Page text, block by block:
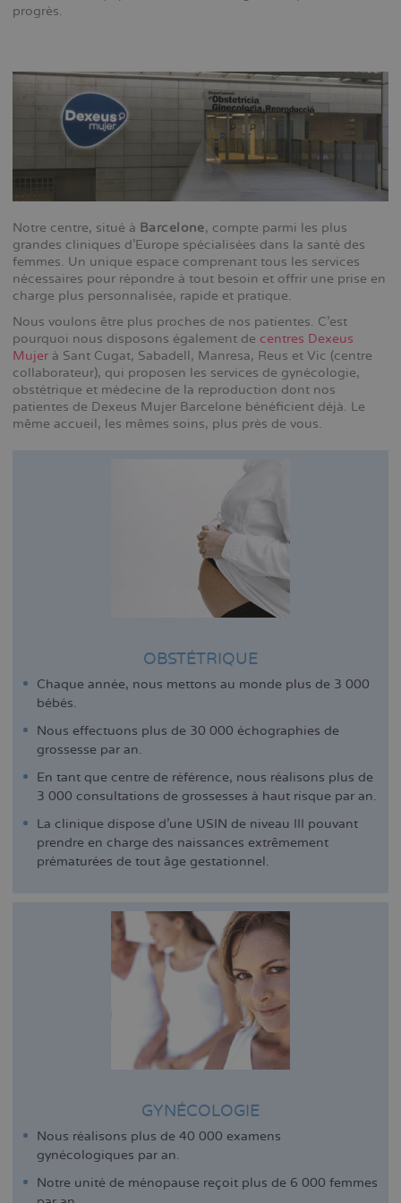
diskretion gör Cenforce till ett självklart val för många.
progrès.
Notre centre, situé à Barcelone, compte parmi les plus
grandes cliniques d'Europe spécialisées dans la santé des
femmes. Un unique espace comprenant tous les services
nécessaires pour répondre à tout besoin et offrir une prise en
charge plus personnalisée, rapide et pratique.
Nous voulons être plus proches de nos patientes. C'est
pourquoi nous disposons également de centres Dexeus
Mujer à Sant Cugat, Sabadell, Manresa, Reus et Vic (centre
collaborateur), qui proposen les services de gynécologie,
obstétrique et médecine de la reproduction dont nos
patientes de Dexeus Mujer Barcelone bénéficient déjà. Le
même accueil, les mêmes soins, plus près de vous.
OBSTÉTRIQUE
Chaque année, nous mettons au monde plus de 3 000
bébés.
Nous effectuons plus de 30 000 échographies de
grossesse par an.
En tant que centre de référence, nous réalisons plus de
3 000 consultations de grossesses à haut risque par an.
La clinique dispose d'une USIN de niveau III pouvant
prendre en charge des naissances extrêmement
prématurées de tout âge gestationnel.
GYNÉCOLOGIE
Nous réalisons plus de 40 000 examens
gynécologiques par an.
Notre unité de ménopause reçoit plus de 6 000 femmes